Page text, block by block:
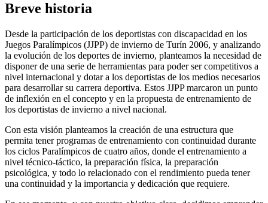
Breve historia
Desde la participación de los deportistas con discapacidad en los
Juegos Paralímpicos (JJPP) de invierno de Turín 2006, y analizando
la evolución de los deportes de invierno, planteamos la necesidad de
disponer de una serie de herramientas para poder ser competitivos a
nivel internacional y dotar a los deportistas de los medios necesarios
para desarrollar su carrera deportiva. Estos JJPP marcaron un punto
de inflexión en el concepto y en la propuesta de entrenamiento de
los deportistas de invierno a nivel nacional.
Con esta visión planteamos la creación de una estructura que
permita tener programas de entrenamiento con continuidad durante
los ciclos Paralímpicos de cuatro años, donde el entrenamiento a
nivel técnico-táctico, la preparación física, la preparación
psicológica, y todo lo relacionado con el rendimiento pueda tener
una continuidad y la importancia y dedicación que requiere.